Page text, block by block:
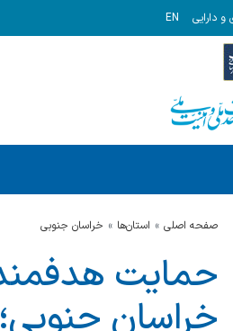
و دارایی EN
صفحه اصلی استان‌ها خراسان جنوبي
حمایت